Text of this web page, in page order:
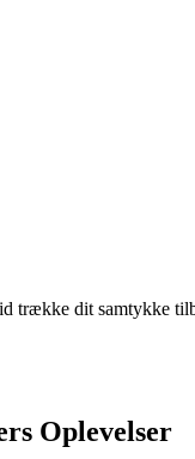
trække dit samtykke
Oplevelser